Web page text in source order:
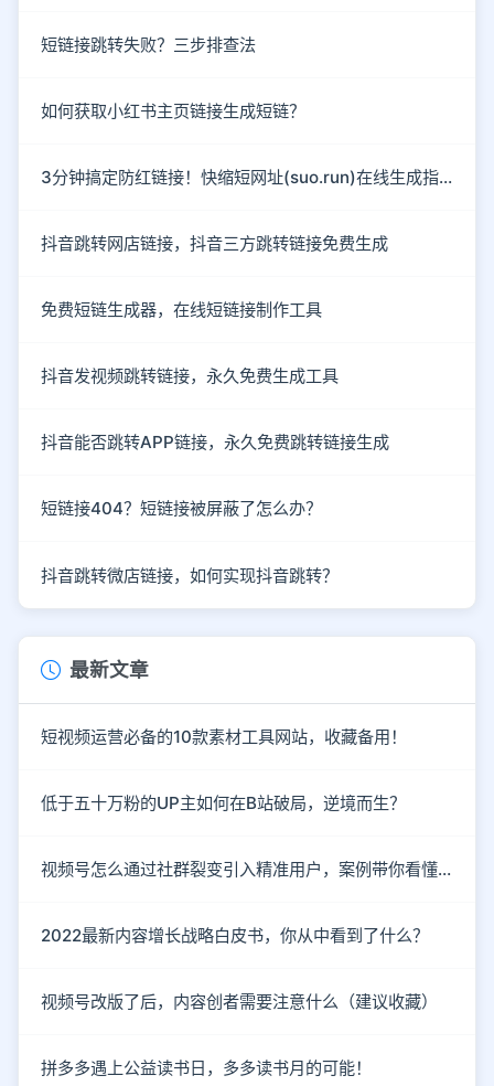
短链接跳转失败？三步排查法
如何获取小红书主页链接生成短链？
3分钟搞定防红链接！快缩短网址(suo.run)在线生成指南
抖音跳转网店链接，抖音三方跳转链接免费生成
免费短链生成器，在线短链接制作工具
抖音发视频跳转链接，永久免费生成工具
抖音能否跳转APP链接，永久免费跳转链接生成
短链接404？短链接被屏蔽了怎么办？
抖音跳转微店链接，如何实现抖音跳转？
最新文章
短视频运营必备的10款素材工具网站，收藏备用！
低于五十万粉的UP主如何在B站破局，逆境而生？
视频号怎么通过社群裂变引入精准用户，案例带你看懂！
2022最新内容增长战略白皮书，你从中看到了什么？
视频号改版了后，内容创者需要注意什么（建议收藏）
拼多多遇上公益读书日，多多读书月的可能！